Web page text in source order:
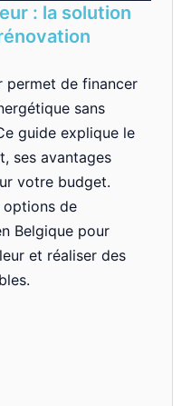
: la solution
permet de financer
sans
guide explique le
ses avantages
votre budget.
options de
Belgique pour
et réaliser des